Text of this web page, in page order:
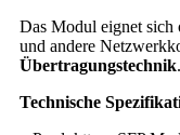
Das Modul eignet
und andere
Übertragungstechnik.
Technische